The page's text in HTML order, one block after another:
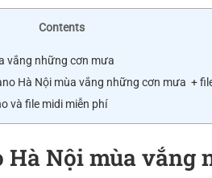
Contents
vắng những cơn mưa
Hà Nội mùa vắng những cơn mưa +
và file midi miễn phí
Hà Nội mùa vắng